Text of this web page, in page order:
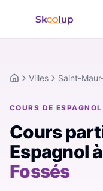
AccueilVilles Saint-
COURS DE
Cours
Espagnolà
Fossés